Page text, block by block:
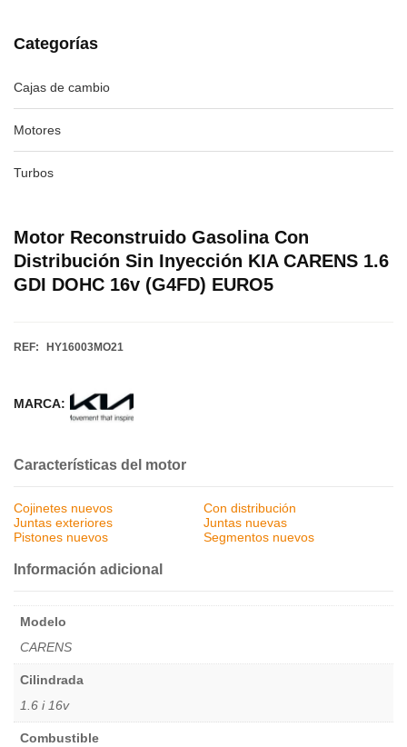
Categorías
Cajas de cambio
Motores
Turbos
Motor Reconstruido Gasolina Con
Distribución Sin Inyección KIA CARENS 1.6
GDI DOHC 16v (G4FD) EURO5
REF: HY16003MO21
MARCA:
Características del motor
Cojinetes nuevos
Con distribución
Juntas exteriores
Juntas nuevas
Pistones nuevos
Segmentos nuevos
Información adicional
Modelo
CARENS
Cilindrada
1.6 i 16v
Combustible